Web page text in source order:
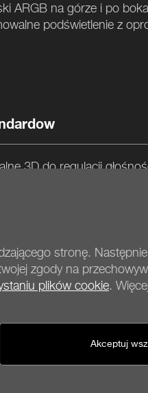
stronę.
zgody na
plików cookie.
Akceptuj
ARGB na górze i po
podświetlenie z
3D do regulacji
USB typu C w oplocie
konfiguracji za pomocą